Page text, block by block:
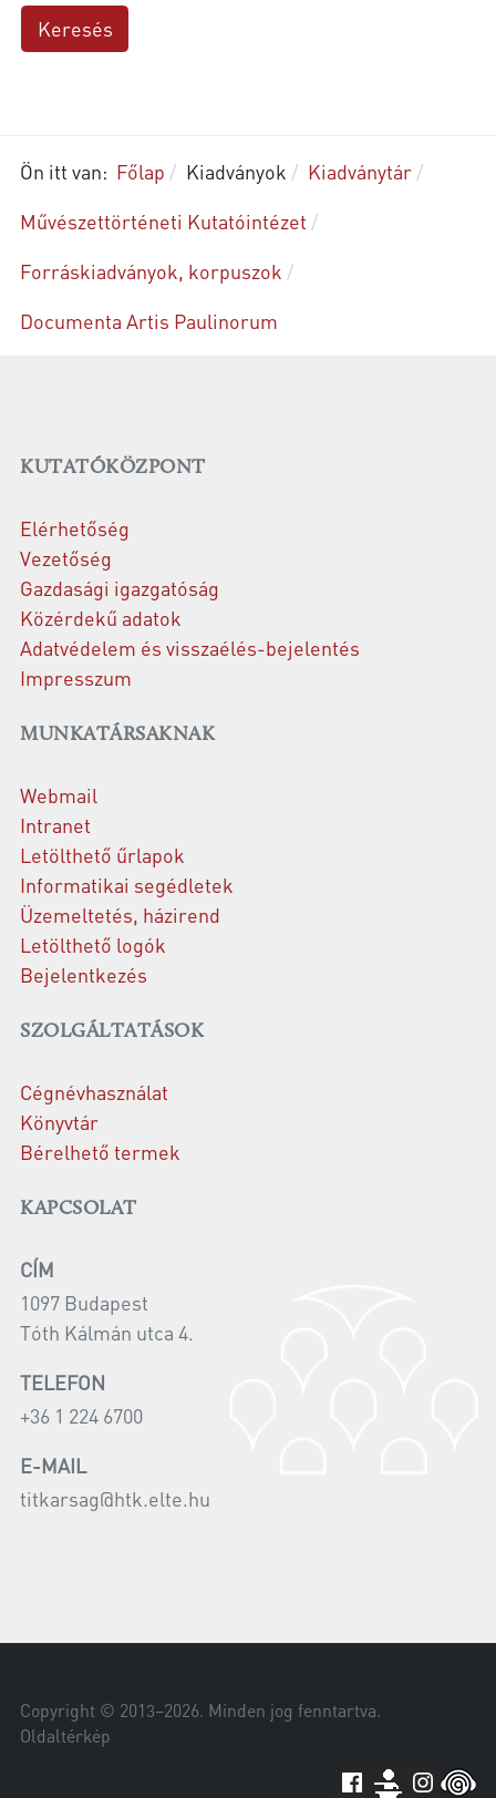
Ön itt van: Főlap Kiadványok
Kiadványtár
Művészettörténeti Kutatóintézet
Forráskiadványok, korpuszok
Documenta Artis Paulinorum
KUTATÓKÖZPONT
Elérhetőség
Vezetőség
Gazdasági igazgatóság
Közérdekű adatok
Adatvédelem és visszaélés-bejelentés
Impresszum
MUNKATÁRSAKNAK
Webmail
Intranet
Letölthető űrlapok
Informatikai segédletek
Üzemeltetés, házirend
Letölthető logók
Bejelentkezés
SZOLGÁLTATÁSOK
Cégnévhasználat
Könyvtár
Bérelhető termek
KAPCSOLAT
CÍM
1097 Budapest
Tóth Kálmán utca 4.
TELEFON
+36 1 224 6700
E-MAIL
titkarsag@htk.elte.hu
Copyright © 2013–2026. Minden jog fenntartva.
Oldaltérkép